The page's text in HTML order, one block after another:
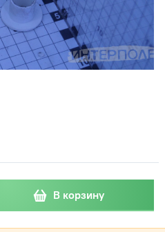
В корзину